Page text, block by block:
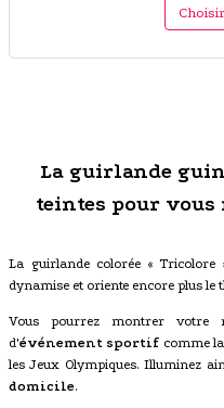
La guirlande
teintes pour vous
La guirlande colorée «
dynamise et oriente encore plus le
Vous pourrez montrer votre
d'événement sportif comme
les Jeux Olympiques. Illuminez
domicile.